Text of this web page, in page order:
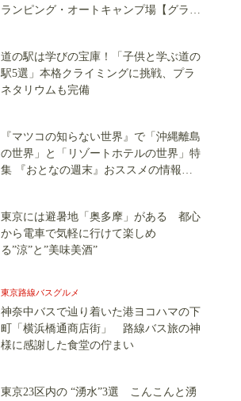
ランピング・オートキャンプ場【グラン
道の駅は学びの宝庫！「子供と学ぶ道の
駅5選」本格クライミングに挑戦、プラ
ネタリウムも完備
『マツコの知らない世界』で「沖縄離島
の世界」と「リゾートホテルの世界」特
集 『おとなの週末』おススメの情報を
東京には避暑地「奥多摩」がある 都心
から電車で気軽に行けて楽しめ
る”涼”と”美味美酒”
東京路線バスグルメ
神奈中バスで辿り着いた港ヨコハマの下
町「横浜橋通商店街」 路線バス旅の神
様に感謝した食堂の佇まい
東京23区内の “湧水”3選 こんこんと湧